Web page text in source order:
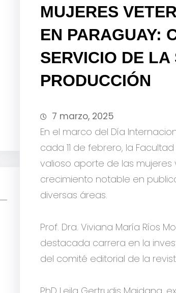
MUJERES
EN PARAGUAY:
SERVICIO DE
PRODUCCIÓN
7 marzo, 2025
En el marco del Día
cada 11 de febrero, la
valioso aporte de las mujeres
crecimiento notable en
diversas áreas.
Prof. Dra. Viviana María Ríos
destacada carrera en la
del comité editorial de la